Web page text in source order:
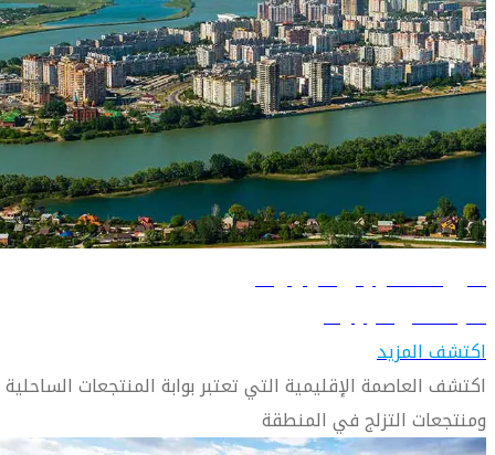
دليل السفر إلى كرازنودار
تعرف على كرازنودار
اكتشف المزيد
اكتشف العاصمة الإقليمية التي تعتبر بوابة المنتجعات الساحلية
ومنتجعات التزلج في المنطقة